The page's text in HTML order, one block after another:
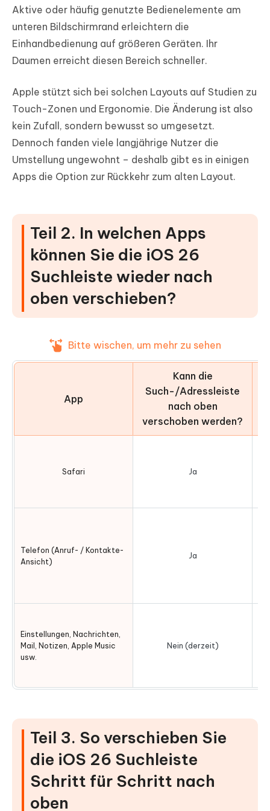
Aktive oder häufig genutzte Bedienelemente am
unteren Bildschirmrand erleichtern die
Einhandbedienung auf größeren Geräten. Ihr
Daumen erreicht diesen Bereich schneller.
Apple stützt sich bei solchen Layouts auf Studien zu
Touch-Zonen und Ergonomie. Die Änderung ist also
kein Zufall, sondern bewusst so umgesetzt.
Dennoch fanden viele langjährige Nutzer die
Umstellung ungewohnt – deshalb gibt es in einigen
Apps die Option zur Rückkehr zum alten Layout.
Teil 2. In welchen Apps
können Sie die iOS 26
Suchleiste wieder nach
oben verschieben?
Bitte wischen, um mehr zu sehen
App
Kann die
Such-/Adressleiste
nach oben
verschoben werden?
Safari Ja
Telefon (Anruf- / Kontakte-
Ansicht)
Ja
Einstellungen, Nachrichten,
Mail, Notizen, Apple Music
usw.
Nein (derzeit)
Teil 3. So verschieben Sie
die iOS 26 Suchleiste
Schritt für Schritt nach
oben